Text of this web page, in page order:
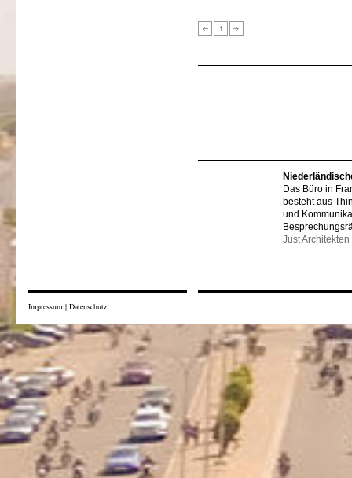
Das Büro in
besteht aus
und
Just Architekten
Impressum | Datenschutz